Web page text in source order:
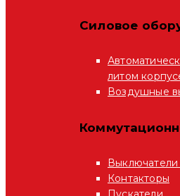
Силовое
литом
Воздушные
Выключатели
Контакторы